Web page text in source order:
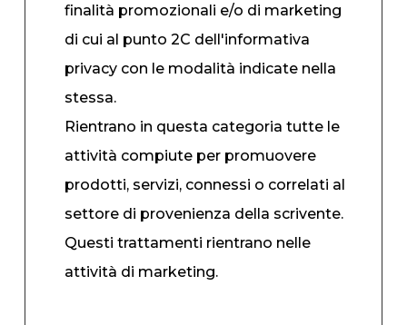
finalità promozionali e/o di marketing
di cui al punto 2C dell'informativa
privacy con le modalità indicate nella
stessa.
Rientrano in questa categoria tutte le
attività compiute per promuovere
prodotti, servizi, connessi o correlati al
settore di provenienza della scrivente.
Questi trattamenti rientrano nelle
attività di marketing.